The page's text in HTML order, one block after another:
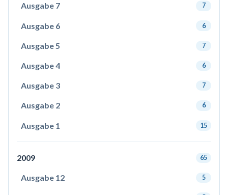
Ausgabe 7 7
Ausgabe 6 6
Ausgabe 5 7
Ausgabe 4 6
Ausgabe 3 7
Ausgabe 2 6
Ausgabe 1 15
2009 65
Ausgabe 12 5